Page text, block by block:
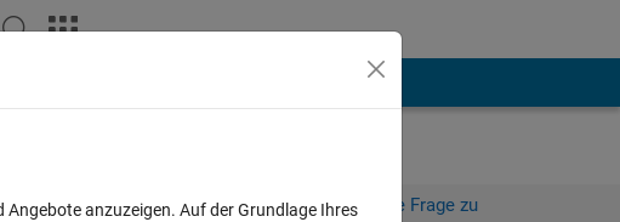
Melden Sie sich an, um diese Frage zu
anzuzeigen. Auf der Grundlage Ihres